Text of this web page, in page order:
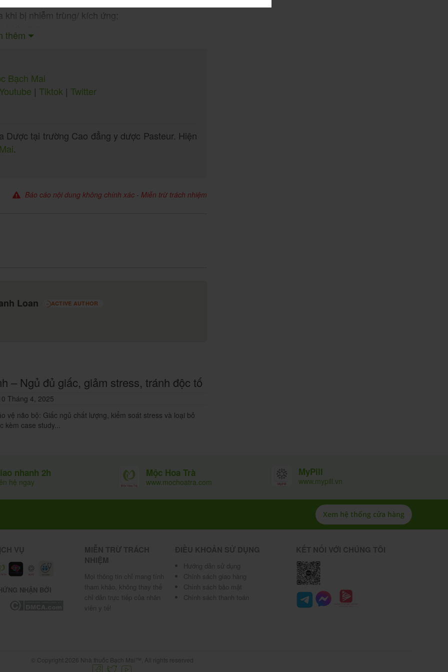
thêm
khi bị nhiễm trùng/ kích ứng;
xảy ra khi da quy đầu tuột hoàn toàn ra sau được
dài và bệnh lý này gây ra các phiền toái trong
cuộc sống của bệnh nhân thì nên đến gặp bác
hệ tình dục.
bao quy đầu tương đối (bao quy đầu kéo lên
quy đầu hoàn toàn không kéo lùi được).
thành 4 mức độ, cụ thể:
khó khăn và có vòng thắt thân dương vật.
lộ đầu dương vật.
miệng sáo.
Bạch Mai
Youtube |Tiktok |Twitter
tại trường Cao đẳng y dược Pasteur. Hiện
.
Báo cáo nội dung không chính xác - Miễn trừ trách nhiệm
Loan 51 ACTIVE AUTHOR
– Ngủ đủ giấc, giảm stress, tránh độc tố
Tháng 4, 2025
vệ não bộ: Giấc ngủ chất lượng, kiểm soát stress và loại bỏ
kèm case study...
nhanh 2h
hệ ngay
Mộc Hoa Trà
www.mochoatra.com
MyPill
www.mypill.vn
Xem hệ thống cửa hàng
VỤ
NHẬN BỞI
MIỄN TRỪ TRÁCH
NHIỆM
Mọi thông tin chỉ mang tính
tham khảo, không thay thế
chỉ dẫn trực tiếp của nhân
viên y tế!
ĐIỀU KHOẢN SỬ DỤNG
Hướng dẫn sử dụng
Chính sách giao hàng
Chính sách bảo mật
Chính sách thanh toán
KẾT NỐI VỚI CHÚNG TÔI
© Copyright 2026 Nhà thuốc Bạch Mai™, All rights reserved